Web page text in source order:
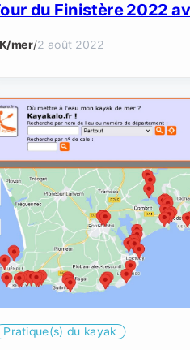
du Finistère 2022
mer/2 août 2022
Pratique(s) du kayak